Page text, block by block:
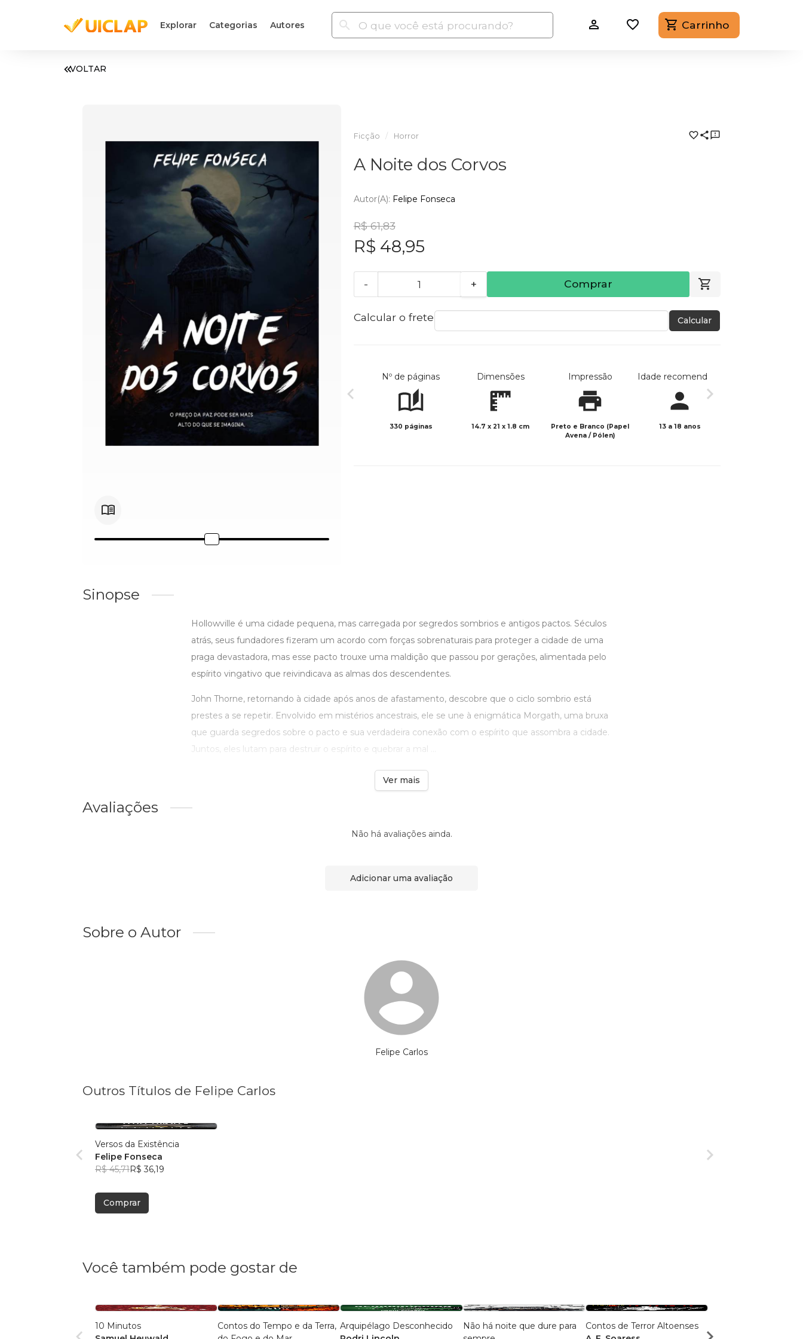
Explorar Categorias Autores Carrinho
VOLTAR
Ficção Horror
A Noite dos Corvos
Autor(a): Felipe Fonseca
R$ 61,83
R$ 48,95
- + Comprar
Calcular o frete Calcular
Nº de páginas
330 páginas
Dimensões
14.7 x 21 x 1.8 cm
Impressão
Preto e Branco (Papel
Avena / Pólen)
Idade recomendada
13 a 18 anos
Sinopse
Hollowville é uma cidade pequena, mas carregada por segredos sombrios e antigos pactos. Séculos
atrás, seus fundadores fizeram um acordo com forças sobrenaturais para proteger a cidade de uma
praga devastadora, mas esse pacto trouxe uma maldição que passou por gerações, alimentada pelo
espírito vingativo que reivindicava as almas dos descendentes.
John Thorne, retornando à cidade após anos de afastamento, descobre que o ciclo sombrio está
prestes a se repetir. Envolvido em mistérios ancestrais, ele se une à enigmática Morgath, uma bruxa
que guarda segredos sobre o pacto e sua verdadeira conexão com o espírito que assombra a cidade.
Juntos, eles lutam para destruir o espírito e quebrar a mal ...
Ver mais
Avaliações
Não há avaliações ainda.
Adicionar uma avaliação
Sobre o Autor
Felipe Carlos
Outros Títulos de Felipe Carlos
Versos da Existência
Felipe Fonseca
R$ 45,71R$ 36,19
Comprar
Você também pode gostar de
10 Minutos
Contos do Tempo e da Terra,
Arquipélago Desconhecido
Não há noite que dure para
Contos de Terror Altoenses